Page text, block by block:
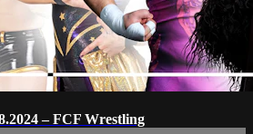
– FCF Wrestling